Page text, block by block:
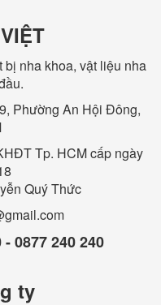
nha khoa, vật liệu nha
Phường An Hội Đông,
Tp. HCM cấp ngày
Quý Thức
0877 240 240
ty